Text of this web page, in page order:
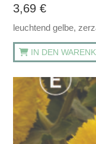
3,69€
leuchtend gelbe,
IN DEN